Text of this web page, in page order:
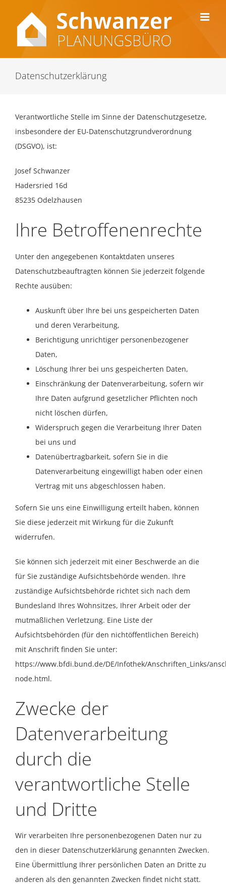
Datenschutzerklärung
Verantwortliche Stelle im Sinne der Datenschutzgesetze,
insbesondere der EU-Datenschutzgrundverordnung
(DSGVO), ist:
Josef Schwanzer
Hadersried 16d
85235 Odelzhausen
Ihre Betroffenenrechte
Unter den angegebenen Kontaktdaten unseres
Datenschutzbeauftragten können Sie jederzeit folgende
Rechte ausüben:
Auskunft über Ihre bei uns gespeicherten Daten
und deren Verarbeitung,
Berichtigung unrichtiger personenbezogener
Daten,
Löschung Ihrer bei uns gespeicherten Daten,
Einschränkung der Datenverarbeitung, sofern wir
Ihre Daten aufgrund gesetzlicher Pflichten noch
nicht löschen dürfen,
Widerspruch gegen die Verarbeitung Ihrer Daten
bei uns und
Datenübertragbarkeit, sofern Sie in die
Datenverarbeitung eingewilligt haben oder einen
Vertrag mit uns abgeschlossen haben.
Sofern Sie uns eine Einwilligung erteilt haben, können
Sie diese jederzeit mit Wirkung für die Zukunft
widerrufen.
Sie können sich jederzeit mit einer Beschwerde an die
für Sie zuständige Aufsichtsbehörde wenden. Ihre
zuständige Aufsichtsbehörde richtet sich nach dem
Bundesland Ihres Wohnsitzes, Ihrer Arbeit oder der
mutmaßlichen Verletzung. Eine Liste der
Aufsichtsbehörden (für den nichtöffentlichen Bereich)
mit Anschrift finden Sie unter:
https://www.bfdi.bund.de/DE/Infothek/Anschriften_Links/
node.html.
Zwecke der
Datenverarbeitung
durch die
verantwortliche Stelle
und Dritte
Wir verarbeiten Ihre personenbezogenen Daten nur zu
den in dieser Datenschutzerklärung genannten Zwecken.
Eine Übermittlung Ihrer persönlichen Daten an Dritte zu
anderen als den genannten Zwecken findet nicht statt.